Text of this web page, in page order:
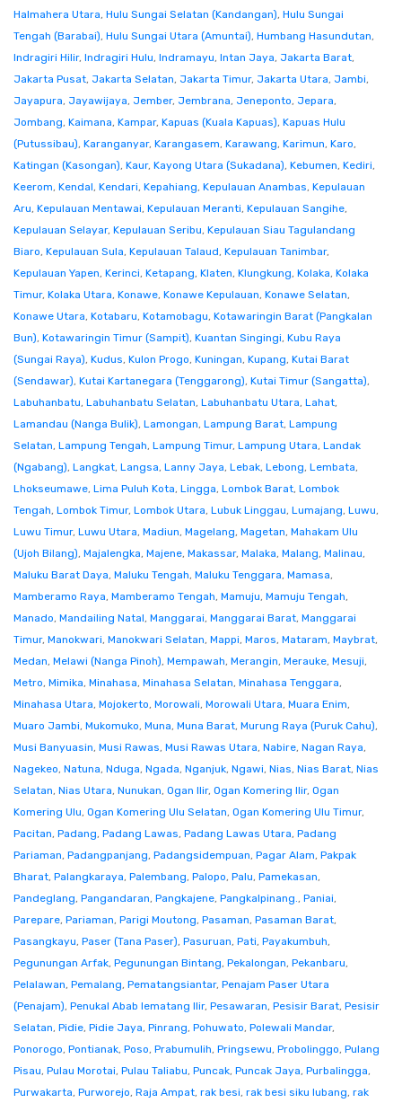
Halmahera Utara, Hulu Sungai Selatan (Kandangan), Hulu Sungai
Tengah (Barabai), Hulu Sungai Utara (Amuntai), Humbang Hasundutan,
Indragiri Hilir, Indragiri Hulu, Indramayu, Intan Jaya, Jakarta Barat,
Jakarta Pusat, Jakarta Selatan, Jakarta Timur, Jakarta Utara, Jambi,
Jayapura, Jayawijaya, Jember, Jembrana, Jeneponto, Jepara,
Jombang, Kaimana, Kampar, Kapuas (Kuala Kapuas), Kapuas Hulu
(Putussibau), Karanganyar, Karangasem, Karawang, Karimun, Karo,
Katingan (Kasongan), Kaur, Kayong Utara (Sukadana), Kebumen, Kediri,
Keerom, Kendal, Kendari, Kepahiang, Kepulauan Anambas, Kepulauan
Aru, Kepulauan Mentawai, Kepulauan Meranti, Kepulauan Sangihe,
Kepulauan Selayar, Kepulauan Seribu, Kepulauan Siau Tagulandang
Biaro, Kepulauan Sula, Kepulauan Talaud, Kepulauan Tanimbar,
Kepulauan Yapen, Kerinci, Ketapang, Klaten, Klungkung, Kolaka, Kolaka
Timur, Kolaka Utara, Konawe, Konawe Kepulauan, Konawe Selatan,
Konawe Utara, Kotabaru, Kotamobagu, Kotawaringin Barat (Pangkalan
Bun), Kotawaringin Timur (Sampit), Kuantan Singingi, Kubu Raya
(Sungai Raya), Kudus, Kulon Progo, Kuningan, Kupang, Kutai Barat
(Sendawar), Kutai Kartanegara (Tenggarong), Kutai Timur (Sangatta),
Labuhanbatu, Labuhanbatu Selatan, Labuhanbatu Utara, Lahat,
Lamandau (Nanga Bulik), Lamongan, Lampung Barat, Lampung
Selatan, Lampung Tengah, Lampung Timur, Lampung Utara, Landak
(Ngabang), Langkat, Langsa, Lanny Jaya, Lebak, Lebong, Lembata,
Lhokseumawe, Lima Puluh Kota, Lingga, Lombok Barat, Lombok
Tengah, Lombok Timur, Lombok Utara, Lubuk Linggau, Lumajang, Luwu,
Luwu Timur, Luwu Utara, Madiun, Magelang, Magetan, Mahakam Ulu
(Ujoh Bilang), Majalengka, Majene, Makassar, Malaka, Malang, Malinau,
Maluku Barat Daya, Maluku Tengah, Maluku Tenggara, Mamasa,
Mamberamo Raya, Mamberamo Tengah, Mamuju, Mamuju Tengah,
Manado, Mandailing Natal, Manggarai, Manggarai Barat, Manggarai
Timur, Manokwari, Manokwari Selatan, Mappi, Maros, Mataram, Maybrat,
Medan, Melawi (Nanga Pinoh), Mempawah, Merangin, Merauke, Mesuji,
Metro, Mimika, Minahasa, Minahasa Selatan, Minahasa Tenggara,
Minahasa Utara, Mojokerto, Morowali, Morowali Utara, Muara Enim,
Muaro Jambi, Mukomuko, Muna, Muna Barat, Murung Raya (Puruk Cahu),
Musi Banyuasin, Musi Rawas, Musi Rawas Utara, Nabire, Nagan Raya,
Nagekeo, Natuna, Nduga, Ngada, Nganjuk, Ngawi, Nias, Nias Barat, Nias
Selatan, Nias Utara, Nunukan, Ogan Ilir, Ogan Komering Ilir, Ogan
Komering Ulu, Ogan Komering Ulu Selatan, Ogan Komering Ulu Timur,
Pacitan, Padang, Padang Lawas, Padang Lawas Utara, Padang
Pariaman, Padangpanjang, Padangsidempuan, Pagar Alam, Pakpak
Bharat, Palangkaraya, Palembang, Palopo, Palu, Pamekasan,
Pandeglang, Pangandaran, Pangkajene, Pangkalpinang., Paniai,
Parepare, Pariaman, Parigi Moutong, Pasaman, Pasaman Barat,
Pasangkayu, Paser (Tana Paser), Pasuruan, Pati, Payakumbuh,
Pegunungan Arfak, Pegunungan Bintang, Pekalongan, Pekanbaru,
Pelalawan, Pemalang, Pematangsiantar, Penajam Paser Utara
(Penajam), Penukal Abab lematang Ilir, Pesawaran, Pesisir Barat, Pesisir
Selatan, Pidie, Pidie Jaya, Pinrang, Pohuwato, Polewali Mandar,
Ponorogo, Pontianak, Poso, Prabumulih, Pringsewu, Probolinggo, Pulang
Pisau, Pulau Morotai, Pulau Taliabu, Puncak, Puncak Jaya, Purbalingga,
Purwakarta, Purworejo, Raja Ampat, rak besi, rak besi siku lubang, rak